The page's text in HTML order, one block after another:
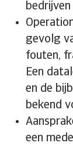
gevolg
fouten,
Een
en de
bekend
een